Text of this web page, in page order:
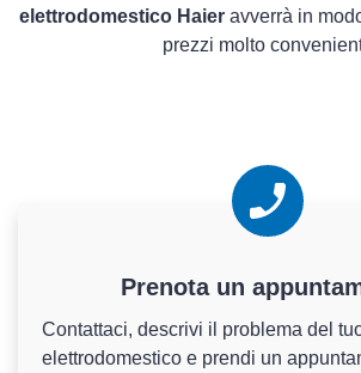
elettrodomestico Haier avverrà in
prezzi molto
Prenota un
Contattaci, descrivi il problema del
elettrodomestico e prendi un